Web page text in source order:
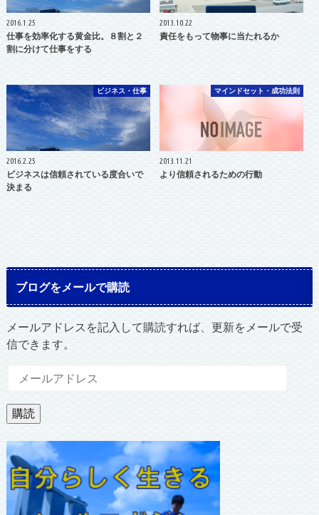
2016.1.25
仕事を効率化する黄金比。８割と２
割に分けて仕事をする
2013.10.22
責任をもって物事に当たれるか
ビジネス・仕事
2016.2.25
ビジネスは信頼されている度合いで
決まる
マインドセット・成功法則
2013.11.21
より信頼されるための行動
ブログをメールで購読
メールアドレスを記入して購読すれば、更新をメールで受
信できます。
ル
ア
ド
レ
ス
購読